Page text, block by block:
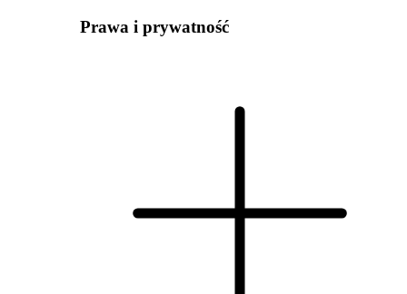
Prawa i prywatność